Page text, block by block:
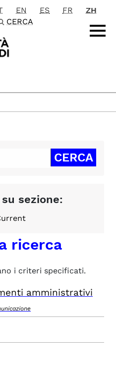
principale
EN ES FR
ZH
CERCA
sezione:
ricerca
i criteri specificati.
amministrativi